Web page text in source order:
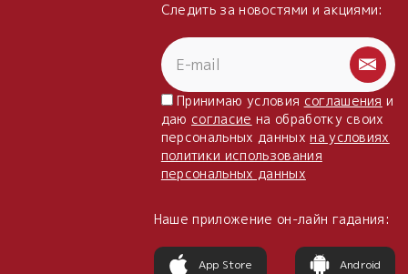
Следить за новостями и акциями:
Принимаю условия соглашения и
даю согласие на обработку своих
персональных данныхна условиях
политики использования
персональных данных
Наше приложение он-лайн гадания:
App Store Android